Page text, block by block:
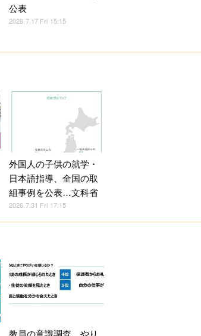
公表
2026.7.17 Fri 15:15
外国人の子供の就学・
日本語指導、全国の取
組事例を公表…文科省
2026.7.31 Fri 17:15